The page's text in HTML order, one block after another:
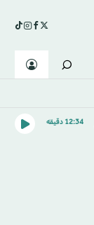
12:34 دقيقه